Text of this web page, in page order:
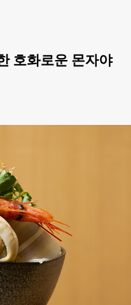
호화로운 몬자야